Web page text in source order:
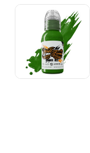
Количество